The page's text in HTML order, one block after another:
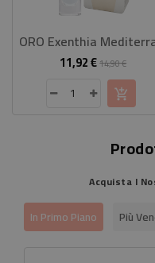
11,92 €Prezzo
base
14,90 €Prezzo
Acquista I
In Primo Piano Più